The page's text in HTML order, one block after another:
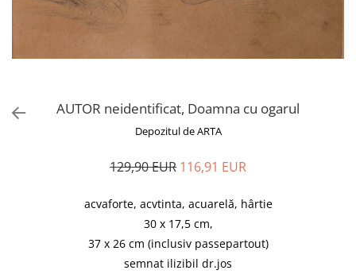
AUTOR neidentificat, Doamna cu ogarul
Depozitul de ARTA
129,90 EUR 116,91 EUR
acvaforte, acvtinta, acuarelă, hârtie
30 x 17,5 cm,
37 x 26 cm (inclusiv passepartout)
semnat ilizibil dr.jos